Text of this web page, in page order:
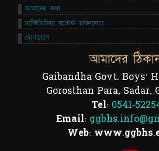
আমাদের
Gaibandha Govt. Boys'
Gorosthan Para, Sadar,
Tel: 0541-
Email:
Web:
আমাদের কথা
মাল্টিমিডিয়া কন্টেন্ট ডাউনলোড
যোগাযোগ